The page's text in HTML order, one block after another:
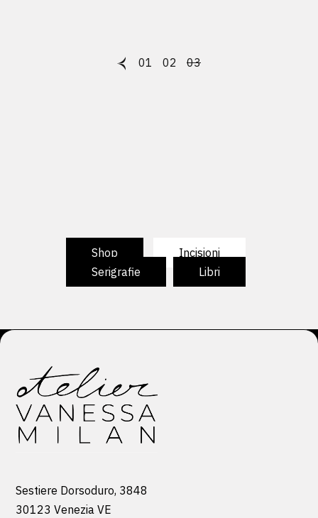
01 02 03
Shop
Incisioni
Serigrafie
Libri
Sestiere Dorsoduro, 3848
30123 Venezia VE